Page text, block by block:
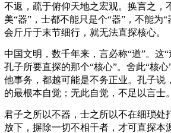
不返，疏于俯仰天地之宏观。换言之，
美“器”，士都不能只是个“器”，不能为
会斤斤于末节细行，就无法直探核心。
中国文明，数千年来，言必称“道”。这
孔子所要直探的那个“核心”。舍此“核
他事务，都越可能是不务正业。孔子说
的最根本自觉；无此自觉，不足以言士。
君子之所以不器，士之所以不在细琐处
放下，摒除一切不相干者，才可直探本